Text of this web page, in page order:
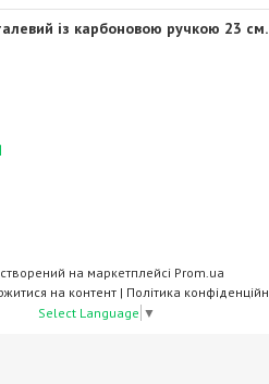
із карбоновою ручкою 23
на маркетплейсі Prom.ua
на контент | Політика
Select Language ▼